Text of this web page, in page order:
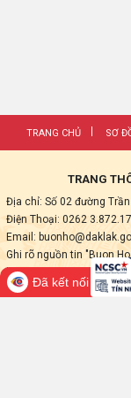
TRANG CHỦ SƠ
TRANG
Địa chỉ: Số 02 đường
Điện Thoại: 0262
Email:
Ghi rõ nguồn tin "Buon
hành lại các thông tin từ
Đã kết nối EMC